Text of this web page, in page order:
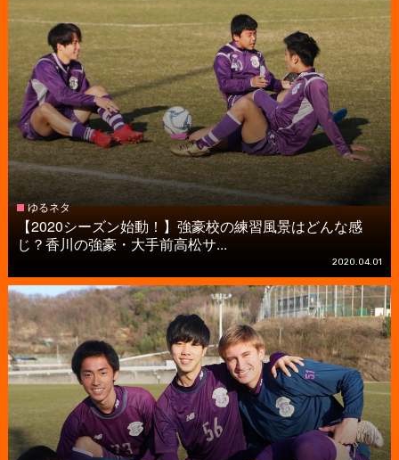
ゆるネタ
【2020シーズン始動！】強豪校の練習風景はどんな感
じ？香川の強豪・大手前高松サ...
2020.04.01